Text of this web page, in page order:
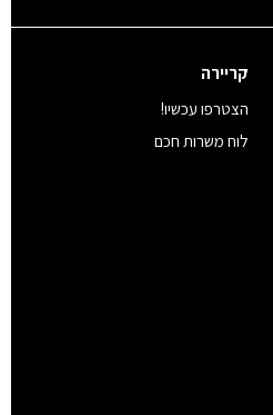
קריירה
הצטרפו עכשיו!
לוח משרות חכם